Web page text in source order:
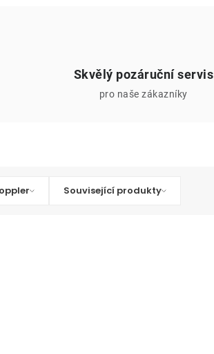
Skvělý pozáruční servis
pro naše zákazníky
Související produkty